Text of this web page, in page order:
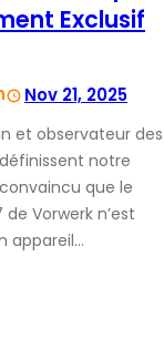
Exclusif
Nov 21, 2025
et observateur des
notre
que le
Vorwerk n’est
appareil…